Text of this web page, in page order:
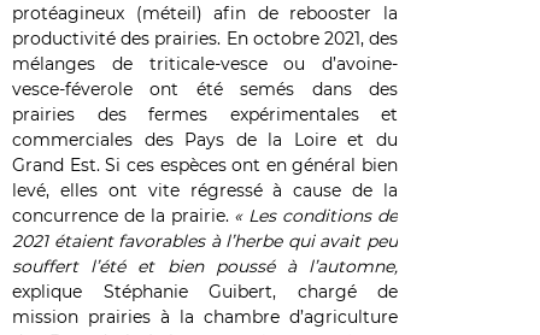
protéagineux (méteil) afin de rebooster la
productivité des prairies. En octobre 2021, des
mélanges de triticale-vesce ou d’avoine-
vesce-féverole ont été semés dans des
prairies des fermes expérimentales et
commerciales des Pays de la Loire et du
Grand Est. Si ces espèces ont en général bien
levé, elles ont vite régressé à cause de la
concurrence de la prairie. « Les conditions de
2021 étaient favorables à l’herbe qui avait peu
souffert l’été et bien poussé à l’automne,
explique Stéphanie Guibert, chargé de
mission prairies à la chambre d’agriculture